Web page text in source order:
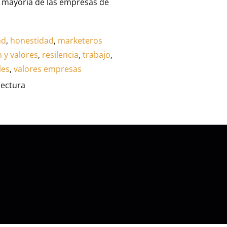
, honestidad, marketeros
y valores, resilencia, trabajo,
, valores empresas